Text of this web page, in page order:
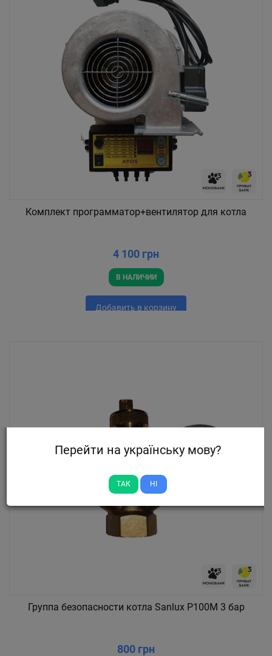
Комплект программатор+вентилятор для котла
4 100 грн
В НАЛИЧИИ
Добавить в корзину
Группа безопасности котла Sanlux P100M 3 бар
800 грн
Перейти на українську мову?
ТАК НІ